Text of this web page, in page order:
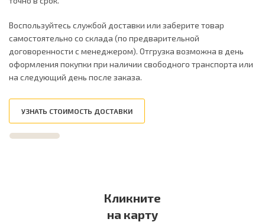
Воспользуйтесь службой доставки или заберите товар
самостоятельно со склада (по предварительной
договоренности с менеджером). Отгрузка возможна в день
оформления покупки при наличии свободного транспорта или
на следующий день после заказа.
УЗНАТЬ СТОИМОСТЬ ДОСТАВКИ
Кликните
на карту